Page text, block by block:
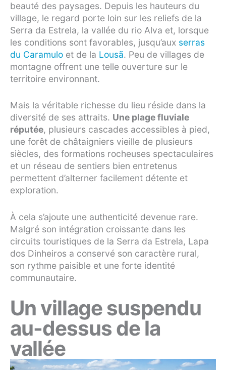
beauté des paysages. Depuis les hauteurs du
village, le regard porte loin sur les reliefs de la
Serra da Estrela, la vallée du rio Alva et, lorsque
les conditions sont favorables, jusqu’aux serras
du Caramulo et de la Lousã. Peu de villages de
montagne offrent une telle ouverture sur le
territoire environnant.
Mais la véritable richesse du lieu réside dans la
diversité de ses attraits. Une plage fluviale
réputée, plusieurs cascades accessibles à pied,
une forêt de châtaigniers vieille de plusieurs
siècles, des formations rocheuses spectaculaires
et un réseau de sentiers bien entretenus
permettent d’alterner facilement détente et
exploration.
À cela s’ajoute une authenticité devenue rare.
Malgré son intégration croissante dans les
circuits touristiques de la Serra da Estrela, Lapa
dos Dinheiros a conservé son caractère rural,
son rythme paisible et une forte identité
communautaire.
Un village suspendu
au-dessus de la
vallée